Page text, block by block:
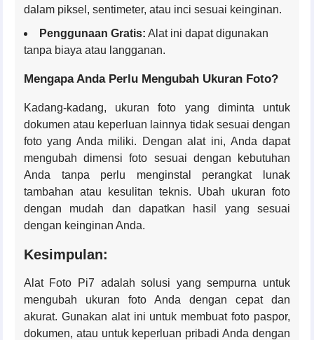
dalam piksel, sentimeter, atau inci sesuai keinginan.
Penggunaan Gratis: Alat ini dapat digunakan
tanpa biaya atau langganan.
Mengapa Anda Perlu Mengubah Ukuran Foto?
Kadang-kadang, ukuran foto yang diminta untuk
dokumen atau keperluan lainnya tidak sesuai dengan
foto yang Anda miliki. Dengan alat ini, Anda dapat
mengubah dimensi foto sesuai dengan kebutuhan
Anda tanpa perlu menginstal perangkat lunak
tambahan atau kesulitan teknis. Ubah ukuran foto
dengan mudah dan dapatkan hasil yang sesuai
dengan keinginan Anda.
Kesimpulan:
Alat Foto Pi7 adalah solusi yang sempurna untuk
mengubah ukuran foto Anda dengan cepat dan
akurat. Gunakan alat ini untuk membuat foto paspor,
dokumen, atau untuk keperluan pribadi Anda dengan